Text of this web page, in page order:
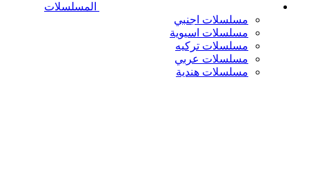
المسلسلات
مسلسلات اجنبي
مسلسلات اسيوية
مسلسلات تركيه
مسلسلات عربي
مسلسلات هندية